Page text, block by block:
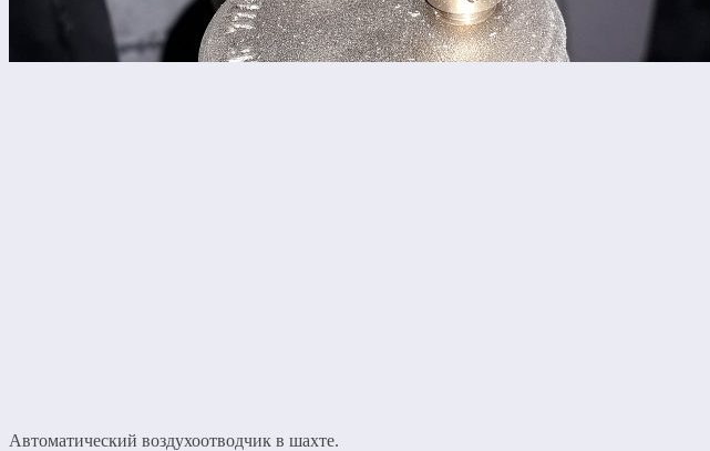
Автоматический воздухоотводчик в шахте.